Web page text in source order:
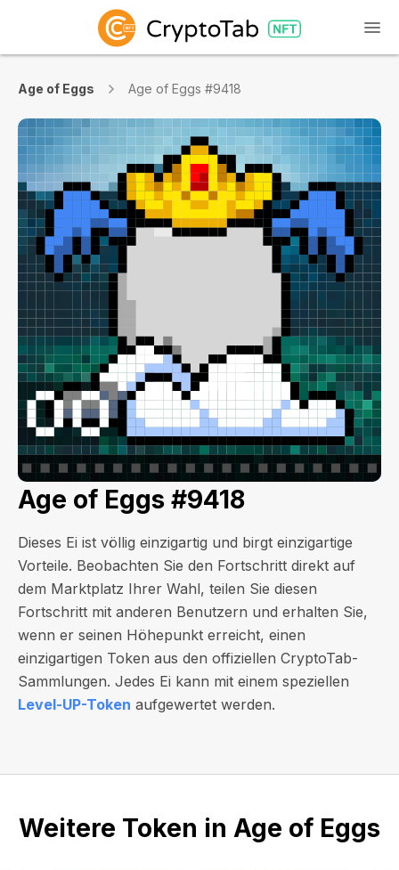
Age of Eggs Age of Eggs #9418
Age of Eggs #9418
Dieses Ei ist völlig einzigartig und birgt einzigartige
Vorteile. Beobachten Sie den Fortschritt direkt auf
dem Marktplatz Ihrer Wahl, teilen Sie diesen
Fortschritt mit anderen Benutzern und erhalten Sie,
wenn er seinen Höhepunkt erreicht, einen
einzigartigen Token aus den offiziellen CryptoTab-
Sammlungen. Jedes Ei kann mit einem speziellen
Level-UP-Token aufgewertet werden.
Weitere Token in Age of Eggs